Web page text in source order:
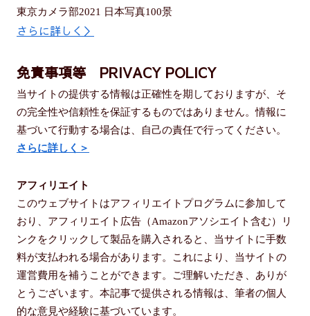
東京カメラ部2021 日本写真100景
さらに詳しく＞
免責事項等 PRIVACY POLICY
当サイトの提供する情報は正確性を期しておりますが、そ
の完全性や信頼性を保証するものではありません。情報に
基づいて行動する場合は、自己の責任で行ってください。
さらに詳しく＞
アフィリエイト
このウェブサイトはアフィリエイトプログラムに参加して
おり、アフィリエイト広告（Amazonアソシエイト含む）リ
ンクをクリックして製品を購入されると、当サイトに手数
料が支払われる場合があります。これにより、当サイトの
運営費用を補うことができます。ご理解いただき、ありが
とうございます。本記事で提供される情報は、筆者の個人
的な意見や経験に基づいています。